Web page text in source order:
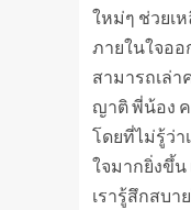
ใหม่ๆ ช่วยเ
ภายในใจอ
สามารถเล่
ญาติ พี่น้อง
โดยที่ไม่รู้ว่า
ใจมากยิ่งขึ้น
เรารู้สึกสบา